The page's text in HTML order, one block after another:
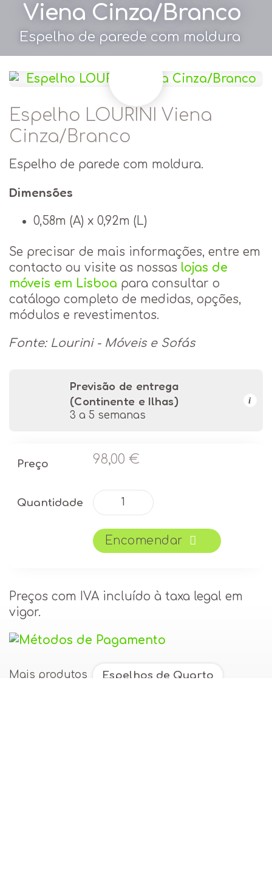
Viena Cinza/Branco
Espelho de parede com moldura
Espelho LOURINI Viena
Cinza/Branco
Espelho de parede com moldura.
Dimensões
0,58m (A) x 0,92m (L)
Se precisar de mais informações, entre em
contacto ou visite as nossas lojas de
móveis em Lisboa para consultar o
catálogo completo de medidas, opções,
módulos e revestimentos.
Fonte: Lourini - Móveis e Sofás
Previsão de entrega
(Continente e Ilhas)
i
3 a 5 semanas
Preço 98,00 €
Quantidade
Quantidade
de
Espelho
LOURINI
Encomendar
Preços com IVA incluído à taxa legal em
vigor.
Mais produtos Espelhos de Quarto